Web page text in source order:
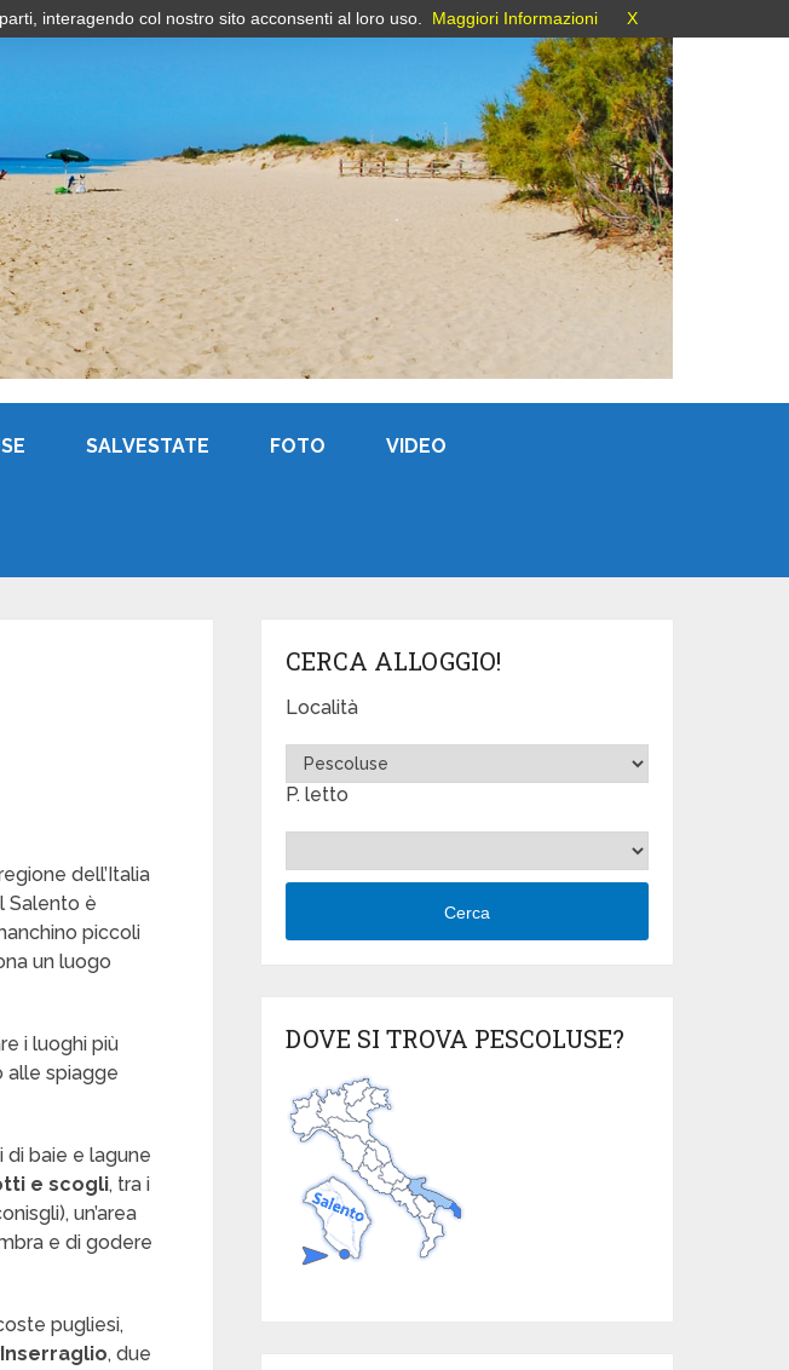
SALVESTATE FOTO VIDEO
dell’Italia
Salento è
piccoli
un luogo
i luoghi più
alle spiagge
di baie e lagune
e scogli, tra i
un’area
e di godere
pugliesi,
, due
CERCA ALLOGGIO!
Località
P. letto
Cerca
DOVE SI TROVA PESCOLUSE?
interagendo col nostro sito acconsenti al loro uso. Maggiori Informazioni X